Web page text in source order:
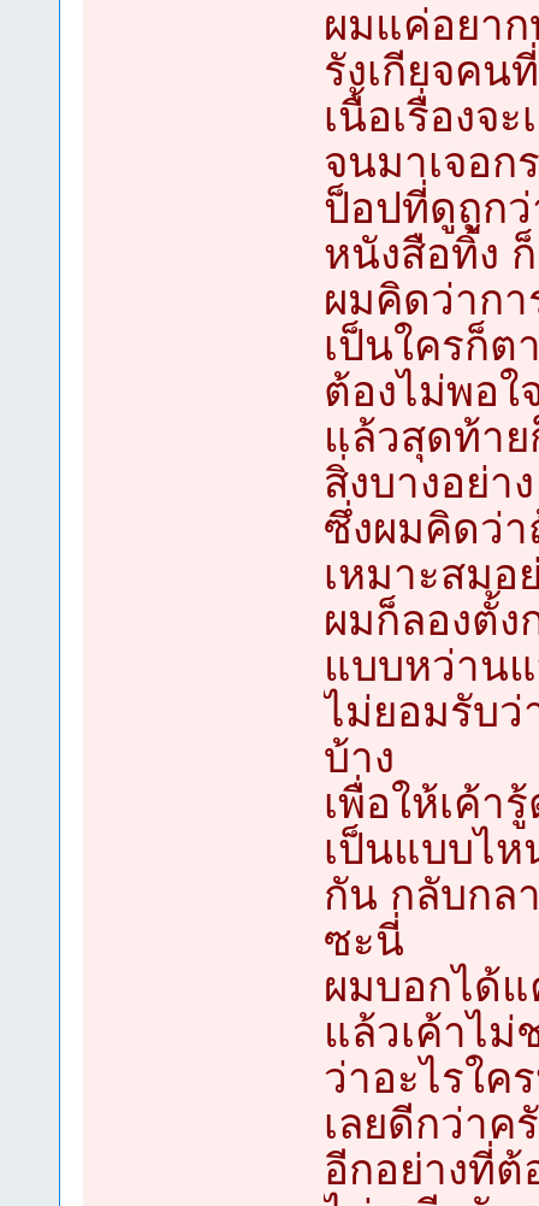
ผมแค่อยาก
รังเกียจคน
เนื้อเรื่องจ
จนมาเจอ
ป็อปที่ดูถูกว่
หนังสือทิ้ง
ผมคิดว่าก
เป็นใครก็ต
ต้องไม่พอใ
แล้วสุดท้า
สิ่งบางอย่าง
ซึ่งผมคิดว่า
เหมาะสมอ
ผมก็ลองตั้ง
แบบหว่าน
ไม่ยอมรับ
บ้าง
เพื่อให้เค้า
เป็นแบบไห
กัน กลับกล
ซะนี่
ผมบอกได้แ
แล้วเค้าไม่
ว่าอะไรใค
เลยดีกว่าค
อีกอย่างที่ต้